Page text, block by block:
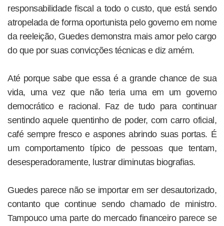
responsabilidade fiscal a todo o custo, que está sendo
atropelada de forma oportunista pelo governo em nome
da reeleição, Guedes demonstra mais amor pelo cargo
do que por suas convicções técnicas e diz amém.
Até porque sabe que essa é a grande chance de sua
vida, uma vez que não teria uma em um governo
democrático e racional. Faz de tudo para continuar
sentindo aquele quentinho de poder, com carro oficial,
café sempre fresco e aspones abrindo suas portas. É
um comportamento típico de pessoas que tentam,
desesperadoramente, lustrar diminutas biografias.
Guedes parece não se importar em ser desautorizado,
contanto que continue sendo chamado de ministro.
Tampouco uma parte do mercado financeiro parece se